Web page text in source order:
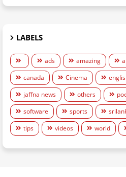
LABELS
ads amazing
canada
Cinema
jaffna news
others
software
sports
tips
videos world